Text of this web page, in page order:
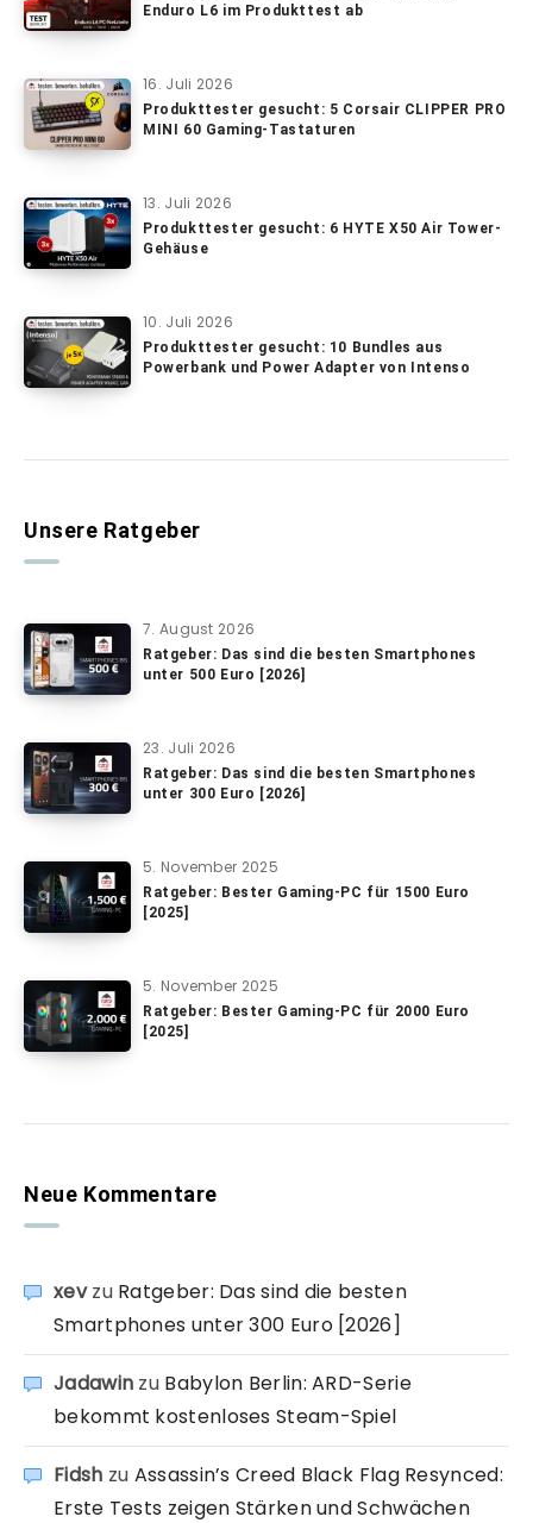
Enduro L6 im Produkttest ab
16. Juli 2026
Produkttester gesucht: 5 Corsair CLIPPER PRO
MINI 60 Gaming-Tastaturen
13. Juli 2026
Produkttester gesucht: 6 HYTE X50 Air Tower-
Gehäuse
10. Juli 2026
Produkttester gesucht: 10 Bundles aus
Powerbank und Power Adapter von Intenso
Unsere Ratgeber
7. August 2026
Ratgeber: Das sind die besten Smartphones
unter 500 Euro [2026]
23. Juli 2026
Ratgeber: Das sind die besten Smartphones
unter 300 Euro [2026]
5. November 2025
Ratgeber: Bester Gaming-PC für 1500 Euro
[2025]
5. November 2025
Ratgeber: Bester Gaming-PC für 2000 Euro
[2025]
Neue Kommentare
xevzu Ratgeber: Das sind die besten
Smartphones unter 300 Euro [2026]
Jadawin zu Babylon Berlin: ARD-Serie
bekommt kostenloses Steam-Spiel
Fidsh zu Assassin’s Creed Black Flag Resynced:
Erste Tests zeigen Stärken und Schwächen